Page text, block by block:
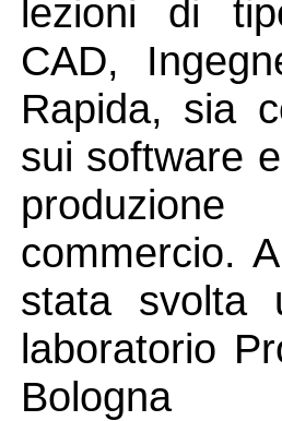
lezioni di
CAD,
Rapida, sia
sui software
produzione
commercio.
stata svolta
laboratorio
Bologna